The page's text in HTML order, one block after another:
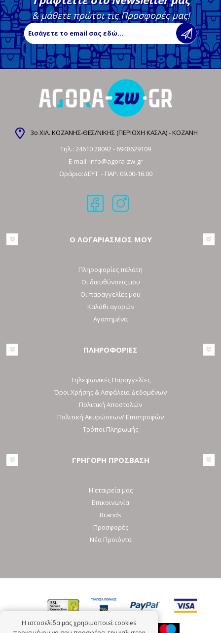
& μάθετε πρώτοι τις Προσφορές μας!
3ο ΧΙΛ. ΚΟΖΑΝΗΣ-ΘΕΣ/ΝΙΚΗΣ (ΠΕΡΙΟΧΗ ΚΑΣΛΑ) - ΚΟΖΑΝΗ
Τηλ.: 24610 28092- 6948629109
E-mail: info@agora-zw.gr
Ωράριο:ΔΕΥΤ. - ΠΑΡ. 09.00-16.00
Ο ΛΟΓΑΡΙΑΣΜΟΣ ΜΟΥ
Πληροφορίες πελάτη
Οι διευθύνσεις μου
Οι παραγγελίες μου
Καλάθι αγορών
Αγαπημένα
ΠΛΗΡΟΦΟΡΙΕΣ
Τηλεφωνικές Παραγγελίες
Όροι Χρήσης & Ασφάλεια Δεδομένων
Πολιτική Αποστολών
Πολιτική Ακυρώσεων/ Επιστροφών
Τρόποι Πληρωμής
ΓΡΗΓΟΡΗ ΠΡΟΣΒΑΣΗ
Η εταιρεία μας
Επικοινωνία
Brands
Προσφορές
Νέα Προϊόντα
Η ιστοσελίδα μας χρησιμοποιεί cookies